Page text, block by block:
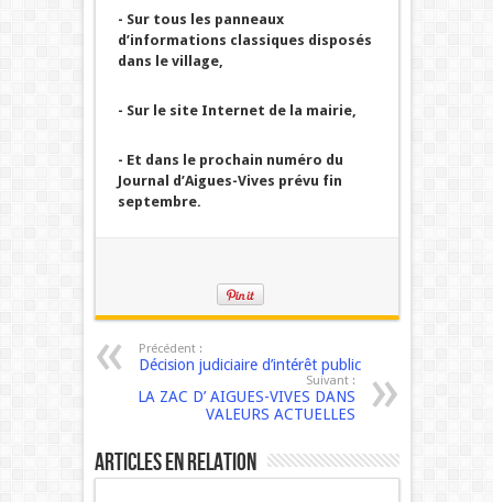
- Sur tous les panneaux
d’informations classiques disposés
dans le village,
- Sur le site Internet de la mairie,
- Et dans le prochain numéro du
Journal d’Aigues-Vives prévu fin
septembre.
Précédent :
Décision judiciaire d’intérêt public
Suivant :
LA ZAC D’ AIGUES-VIVES DANS
VALEURS ACTUELLES
Articles en relation